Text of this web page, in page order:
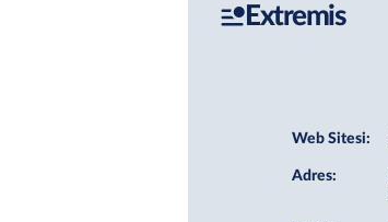
Extremis
Web Sitesi:
Adres: